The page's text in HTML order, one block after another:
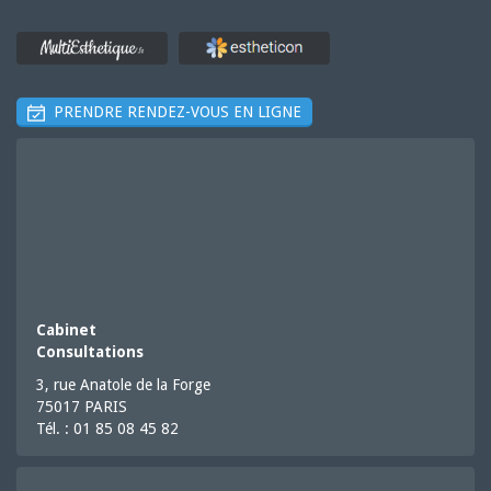
PRENDRE RENDEZ-VOUS EN LIGNE
Cabinet
Consultations
3, rue Anatole de la Forge
75017 PARIS
Tél. : 01 85 08 45 82